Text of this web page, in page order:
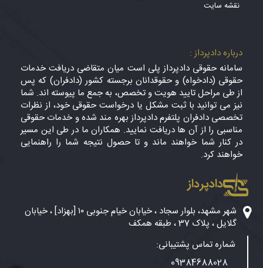
نقشه سایت
درباره دادپرداز :
سامانه حقوقی دادپرداز پلی است میان متقاضی دریافت خدمات
حقوقی (دادخواه) و حقوقدانان برجسته کشور (دادفران) که پس
از طی مراحل تایید هویت و تخصص، به جمع ما پیوسته اند. شما
نیز می توانید با ثبت مشکل یا درخواست حقوقی خود، از نظرات
تخصصی دادفران پلتفرم دادپرداز بهره مند شده و خدمات حقوقی
مناسبی را از آن ها دریافت نمایید. همکاران ما در طی این مسیر
در کنار شما خواهند ماند و تا حصول نتیجه شما را راهنمایی
خواهند کرد.
دادپرداز
شهر مشهد، بلوار سجاد ، خیابان خیام جنوبی ۱۰ [بهزاد] ، خیابان
گلایل ، پلاک 37 ، طبقه همکف
شماره تماس پشتیبانی:
09384688028